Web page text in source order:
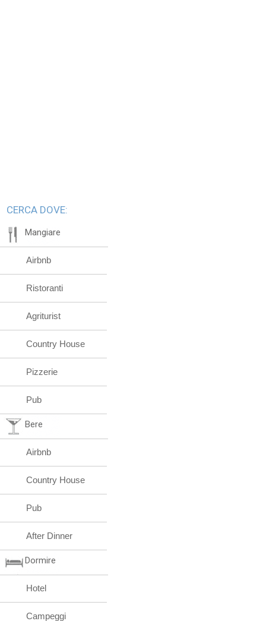
CERCA DOVE:
Mangiare
Airbnb
Ristoranti
Agriturist
Country House
Pizzerie
Pub
Bere
Airbnb
Country House
Pub
After Dinner
Dormire
Hotel
Campeggi